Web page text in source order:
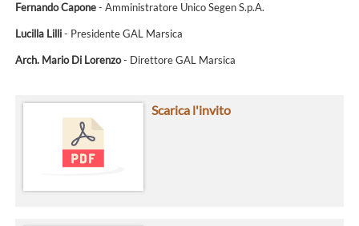
Fernando Capone- Amministratore Unico Segen S.p.A.
Lucilla Lilli- Presidente GAL Marsica
Arch. Mario Di Lorenzo- Direttore GAL Marsica
Scarica l'invito